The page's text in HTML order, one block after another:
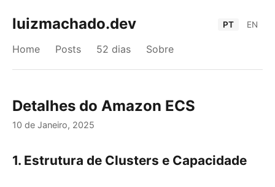
luizmachado.dev PT EN
Home Posts 52 dias Sobre
Detalhes do Amazon ECS
10 de Janeiro, 2025
1. Estrutura de Clusters e Capacidade